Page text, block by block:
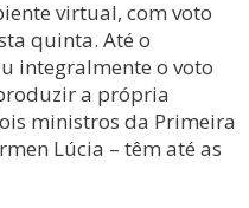
virtual, com voto
quinta. Até o
integralmente o voto
a própria
ministros da Primeira
Lúcia – têm até as